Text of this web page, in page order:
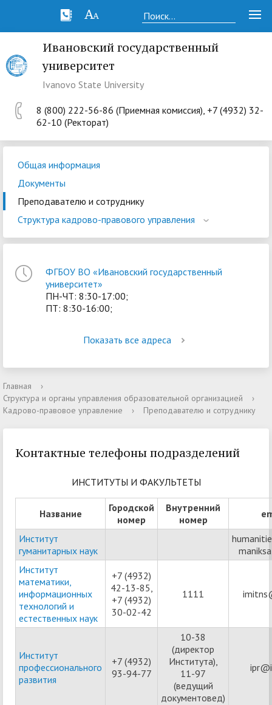
Ивановский государственный
университет
Ivanovo State University
8 (800) 222-56-86 (Приемная комиссия), +7 (4932) 32-
62-10 (Ректорат)
Общая информация
Документы
Преподавателю и сотруднику
Структура кадрово-правового управления
ФГБОУ ВО «Ивановский государственный
университет»
ПН-ЧТ: 8:30-17:00;
ПТ: 8:30-16:00;
Показать все адреса
Главная
›
Структура и органы управления образовательной организацией
›
Кадрово-правовое управление
› Преподавателю и сотруднику
Контактные телефоны подразделений
ИНСТИТУТЫ И ФАКУЛЬТЕТЫ
Название
Городской
номер
Внутренний
номер
Институт
гуманитарных наук
Институт
математики,
информационных
технологий и
естественных наук
+7 (4932)
42-13-85,
+7 (4932)
30-02-42
1111
Институт
профессионального
развития
+7 (4932)
93-94-77
10-38
(директор
Института),
11-97
(ведущий
документовед)